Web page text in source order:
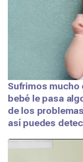
Sufrimos mucho
bebé le pasa
de los
así puedes